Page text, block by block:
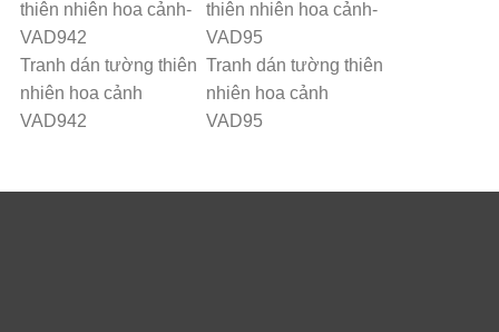
Tranh dán tường thiên
nhiên hoa cảnh
VAD942
Tranh dán tường thiên
nhiên hoa cảnh
VAD95